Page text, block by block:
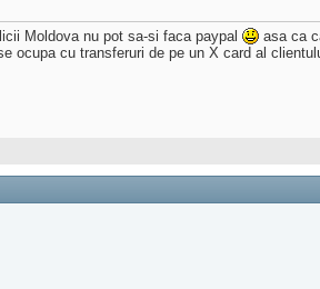
Moldova nu pot sa-si faca paypal
asa ca
ocupa cu transferuri de pe un X card al